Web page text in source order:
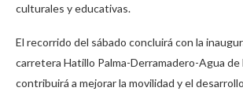
culturales y educativas.
El recorrido del sábado concluirá con la
carretera Hatillo Palma-Derramadero-Agua de
contribuirá a mejorar la movilidad y el